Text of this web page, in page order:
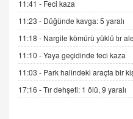
GÖNÜL
Şifacının Yolu
04.11.2025 12:56
AV. RÜMEYSA
Kira
Arabulucuya
11:41 - Feci kaza
11:23 - Düğünde kavga: 5 yaralı
11:18 - Nargile kömürü yüklü tır
11:10 -Yaya geçidinde feci kaza
11:03 - Park halindeki araçta bir
17:16 -Tır dehşeti: 1 ölü, 9 yaralı